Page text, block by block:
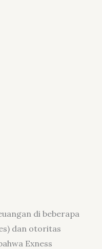
di beberapa
dan otoritas
Exness